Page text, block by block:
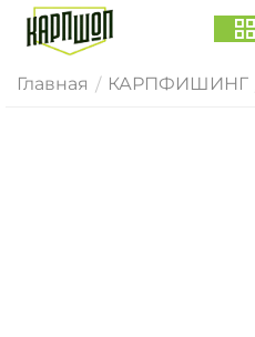
Главная / КАРПФИШИНГ